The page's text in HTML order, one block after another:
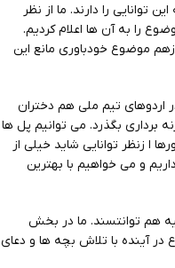
را دارند. ما از نظر
را به آن ها اعلام کردیم.
موضوع خودباوری مانع این
اردوهای تیم ملی هم دختران
برداری بگذرد. می توانیم پل ها
ا زنظر توانایی شاید خیلی از
و می خواهیم با بهترین
داد بقیه هم توانتسند. ما در بخش
در آینده با تلاش بچه ها و دعای